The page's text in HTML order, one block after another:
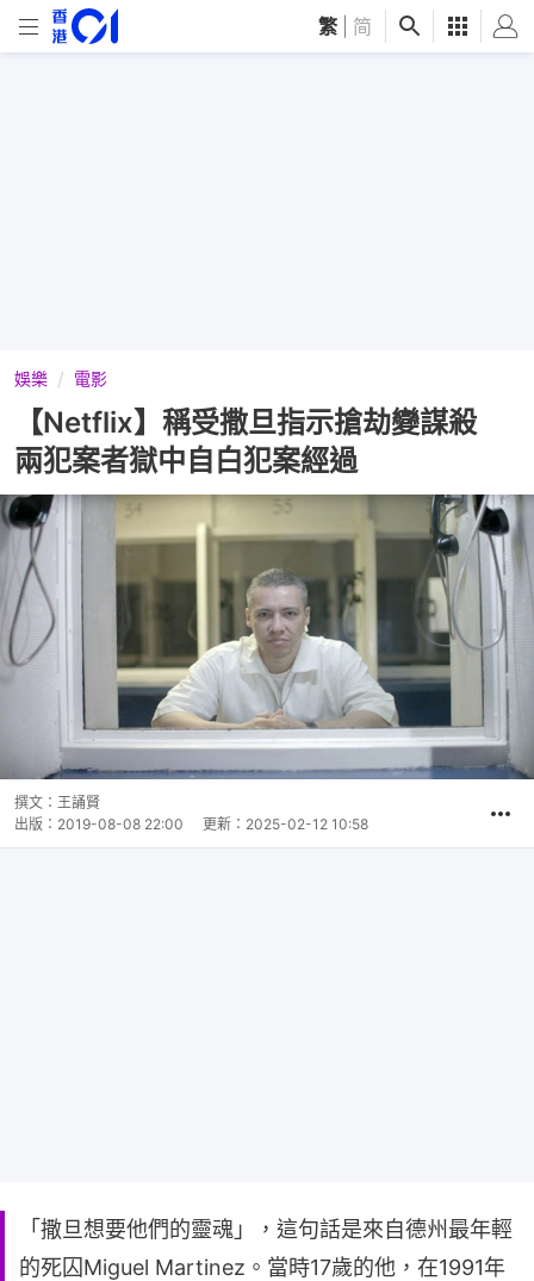
繁 简
娛樂 電影
【Netflix】稱受撒旦指示搶劫變謀殺
兩犯案者獄中自白犯案經過
撰文： 王誦賢
出版： 2019-08-08 22:00 更新： 2025-02-12 10:58
「撒旦想要他們的靈魂」，這句話是來自德州最年輕
的死囚Miguel Martinez。當時17歲的他，在1991年